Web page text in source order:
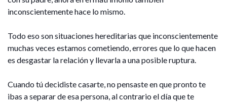
inconscientemente hace lo mismo.
Todo eso son situaciones hereditarias que inconscientemente
muchas veces estamos cometiendo, errores que lo que hacen
es desgastar la relación y llevarla a una posible ruptura.
Cuando tú decidiste casarte, no pensaste en que pronto te
ibas a separar de esa persona, al contrario el día que te